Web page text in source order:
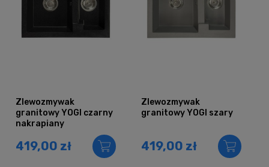
Zlewozmywak
granitowy YOGI czarny
nakrapiany
419,00 zł
Zlewozmywak
granitowy YOGI szary
419,00 zł